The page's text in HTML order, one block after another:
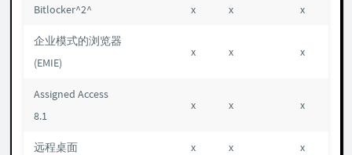
Bitlocker^2^ x x x
企业模式的浏览器
(EMIE)
x x x
Assigned Access
8.1
x x x
远程桌面 x x x